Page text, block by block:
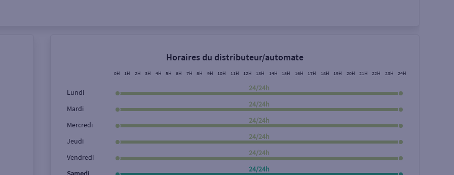
Retrait de monnaie €
Rue Rechercher
Horaires du distributeur/automate
0H 1H 2H 3H 4H 5H 6H 7H 8H 9H 10H 11H 12H 13H 14H 15H 16H 17H 18H 19H 20H 21H 22H 23H 24H
Lundi
24/24h
Mardi
24/24h
Mercredi
24/24h
Jeudi
24/24h
Vendredi
24/24h
24/24h